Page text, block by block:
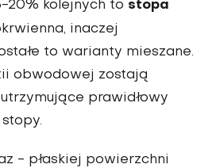
20% kolejnych to stopa
inaczej
to warianty mieszane.
obwodowej zostają
prawidłowy
- płaskiej powierzchni